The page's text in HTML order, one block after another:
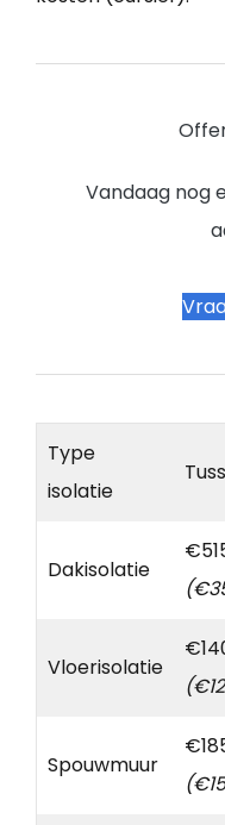
Vandaag nog
Type
isolatie
Dakisolatie
Vloerisolatie
Spouwmuur